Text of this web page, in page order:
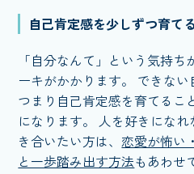
自己肯定感を少しずつ育てる
「自分なんて」という気持
ーキがかかります。 できない
つまり自己肯定感を育てるこ
になります。 人を好きにな
き合いたい方は、恋愛が怖い
と一歩踏み出す方法もあわせ